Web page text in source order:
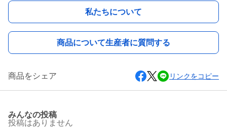
私たちについて
商品について生産者に質問する
商品をシェア リンクをコピー
みんなの投稿
投稿はありません